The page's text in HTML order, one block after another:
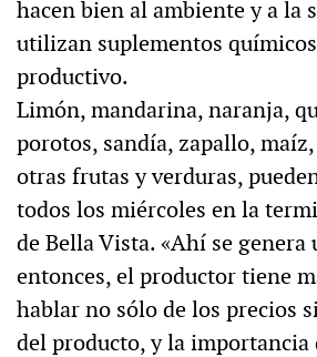
hacen bien al ambiente y a la
utilizan suplementos
productivo.
Limón, mandarina, naranja,
porotos, sandía, zapallo,
otras frutas y verduras,
todos los miércoles en la
de Bella Vista. «Ahí se genera
entonces, el productor tiene
hablar no sólo de los precios
del producto, y la importancia